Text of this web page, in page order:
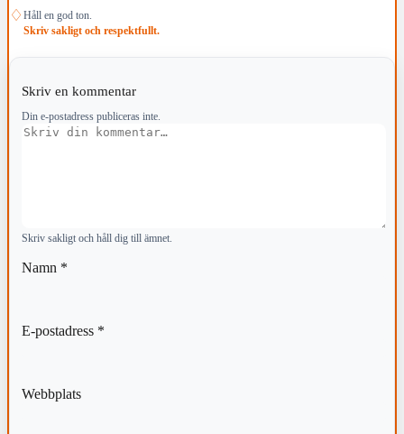
♢ Håll en god ton.
Skriv sakligt och respektfullt.
Skriv en kommentar
Din e-postadress publiceras inte.
Kommentar
Skriv sakligt och håll dig till ämnet.
Namn *
E-postadress *
Webbplats